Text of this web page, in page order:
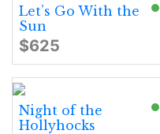
Let’s Go With the
Sun
$625
Night of the
Hollyhocks